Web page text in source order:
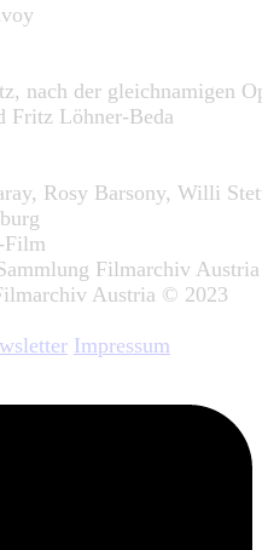
nach der gleichnamigen
Fritz Löhner-Beda
Rosy Barsony, Willi
Film
Filmarchiv Austria
Austria © 2023
Impressum